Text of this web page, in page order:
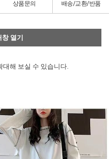
상품문의 배송/교환/반품
열기
대해 보실 수 있습니다.